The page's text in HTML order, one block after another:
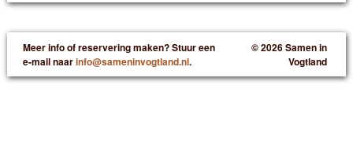
Meer info of reservering maken? Stuur een
e-mail naarinfo@sameninvogtland.nl.
© 2026 Samen in
Vogtland